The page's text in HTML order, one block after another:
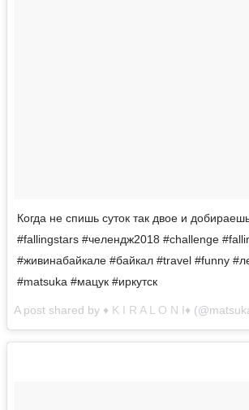
Когда не спишь суток так двое и
#fallingstars #челендж2018 #challenge
#живинабайкале #байкал #travel #funny
#matsuka #мацук #иркутск
A post shared by ♦️ K I R A L O N I♦️